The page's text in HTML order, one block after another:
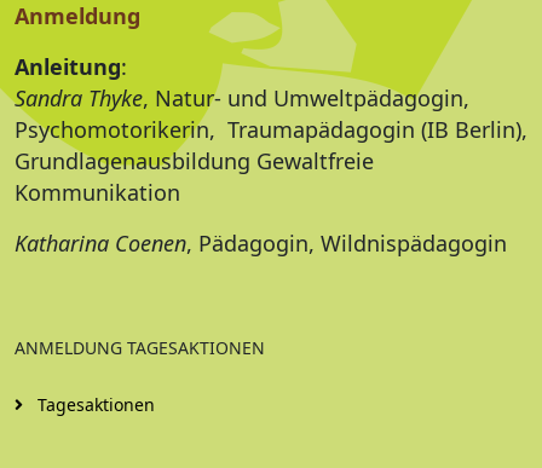
Anmeldung
Anleitung:
Sandra Thyke, Natur- und Umweltpädagogin,
Psychomotorikerin, Traumapädagogin (IB Berlin),
Grundlagenausbildung Gewaltfreie
Kommunikation
Katharina Coenen, Pädagogin, Wildnispädagogin
ANMELDUNG TAGESAKTIONEN
Tagesaktionen